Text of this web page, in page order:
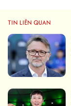
TIN LIÊN QUAN